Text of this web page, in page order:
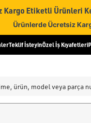
Kargo Etiketli Ürünleri
Ürünlerde Ücretsiz
Teklif İsteyinÖzel İş Kıyafetleri